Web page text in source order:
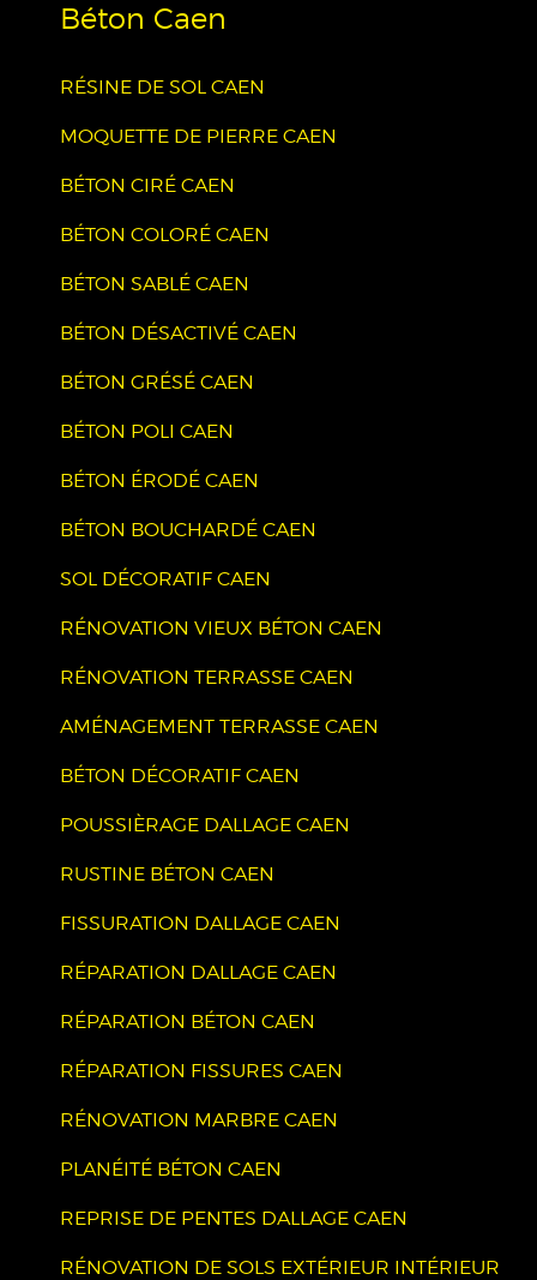
Béton Caen
RÉSINE DE SOL CAEN
MOQUETTE DE PIERRE CAEN
BÉTON CIRÉ CAEN
BÉTON COLORÉ CAEN
BÉTON SABLÉ CAEN
BÉTON DÉSACTIVÉ CAEN
BÉTON GRÉSÉ CAEN
BÉTON POLI CAEN
BÉTON ÉRODÉ CAEN
BÉTON BOUCHARDÉ CAEN
SOL DÉCORATIF CAEN
RÉNOVATION VIEUX BÉTON CAEN
RÉNOVATION TERRASSE CAEN
AMÉNAGEMENT TERRASSE CAEN
BÉTON DÉCORATIF CAEN
POUSSIÈRAGE DALLAGE CAEN
RUSTINE BÉTON CAEN
FISSURATION DALLAGE CAEN
RÉPARATION DALLAGE CAEN
RÉPARATION BÉTON CAEN
RÉPARATION FISSURES CAEN
RÉNOVATION MARBRE CAEN
PLANÉITÉ BÉTON CAEN
REPRISE DE PENTES DALLAGE CAEN
RÉNOVATION DE SOLS EXTÉRIEUR INTÉRIEUR